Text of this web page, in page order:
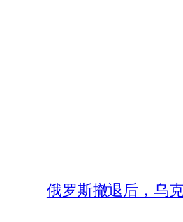
俄罗斯撤退后，乌